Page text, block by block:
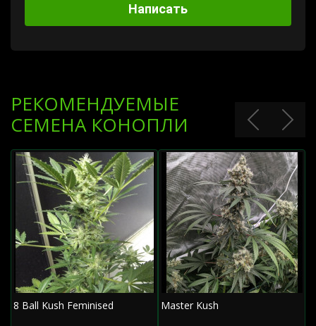
Написать
РЕКОМЕНДУЕМЫЕ
СЕМЕНА КОНОПЛИ
8 Ball Kush Feminised Master Kush